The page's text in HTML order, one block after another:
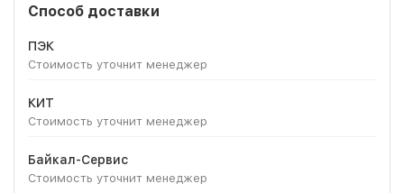
Способ доставки
ПЭК
Стоимость уточнит менеджер
КИТ
Стоимость уточнит менеджер
Байкал-Сервис
Стоимость уточнит менеджер